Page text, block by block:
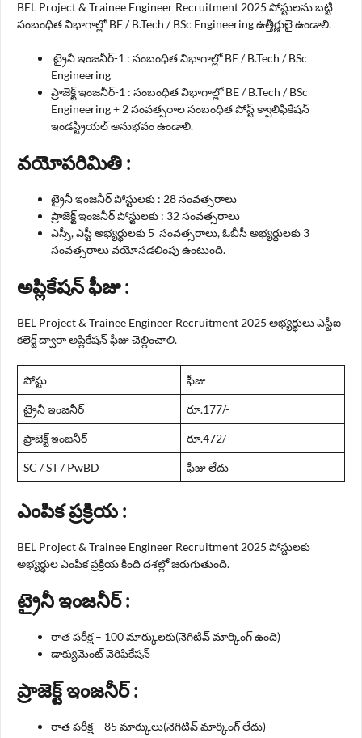
BEL Project & Trainee Engineer Recruitment 2025 పోస్టులను బట్టి
సంబంధిత విభాగాల్లో BE / B.Tech / BSc Engineering ఉత్తీర్ణులై ఉండాలి.
ట్రైనీ ఇంజనీర్-1 : సంబంధిత విభాగాల్లో BE / B.Tech / BSc
Engineering
ప్రాజెక్ట్ ఇంజనీర్-1 : సంబంధిత విభాగాల్లో BE / B.Tech / BSc
Engineering + 2 సంవత్సరాల సంబంధిత పోస్ట్ క్వాలిఫికేషన్
ఇండస్ట్రియల్ అనుభవం ఉండాలి.
వయోపరిమితి :
ట్రైనీ ఇంజనీర్ పోస్టులకు : 28 సంవత్సరాలు
ప్రాజెక్ట్ ఇంజనీర్ పోస్టులకు : 32 సంవత్సరాలు
ఎస్సీ, ఎస్టీ అభ్యర్థులకు 5 సంవత్సరాలు, ఓబీసీ అభ్యర్థులకు 3
సంవత్సరాలు వయోసడలింపు ఉంటుంది.
అప్లికేషన్ ఫీజు :
BEL Project & Trainee Engineer Recruitment 2025 అభ్యర్థులు ఎస్టీఐ
కలెక్ట్ ద్వారా అప్లికేషన్ ఫీజు చెల్లించాలి.
పోస్టు ఫీజు
ట్రైనీ ఇంజనీర్ రూ.177/-
ప్రాజెక్ట్ ఇంజనీర్ రూ.472/-
SC / ST / PwBD ఫీజు లేదు
ఎంపిక ప్రక్రియ :
BEL Project & Trainee Engineer Recruitment 2025 పోస్టులకు
అభ్యర్థుల ఎంపిక ప్రక్రియ కింది దశల్లో జరుగుతుంది.
ట్రైనీ ఇంజనీర్ :
రాత పరీక్ష – 100 మార్కులకు(నెగిటివ్ మార్కింగ్ ఉంది)
డాక్యుమెంట్ వెరిఫికేషన్
ప్రాజెక్ట్ ఇంజనీర్ :
రాత పరీక్ష – 85 మార్కులు(నెగిటివ్ మార్కింగ్ లేదు)